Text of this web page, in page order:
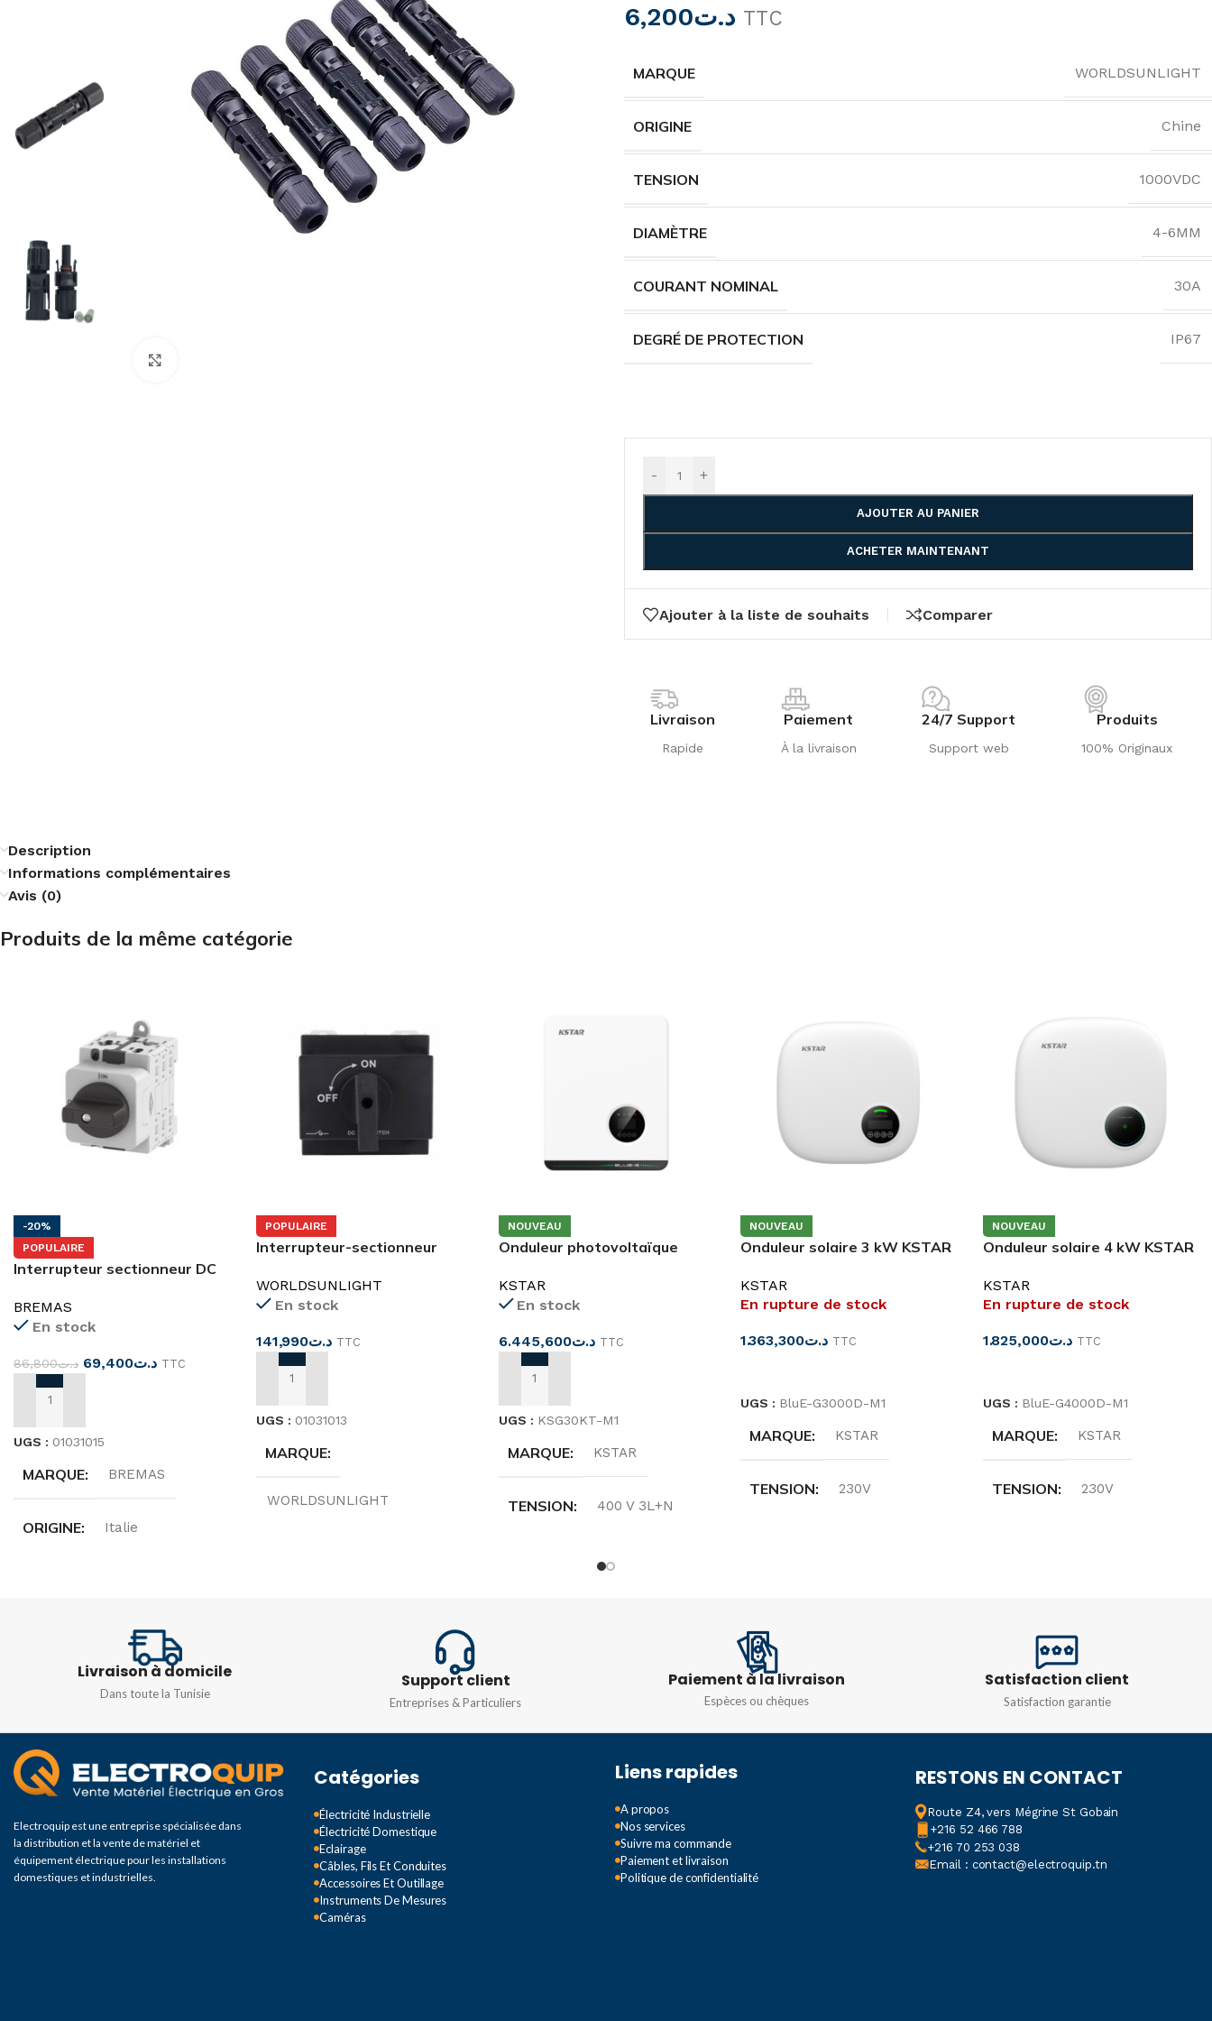
د.ت6,200 TTC
MARQUE WORLDSUNLIGHT
ORIGINE Chine
TENSION 1000VDC
DIAMÈTRE 4-6MM
COURANT NOMINAL 30A
DEGRÉ DE PROTECTION IP67
- +
AJOUTER AU PANIER
ACHETER MAINTENANT
Ajouter à la liste de souhaits Comparer
Livraison
Rapide
Paiement
À la livraison
24/7 Support
Support web
Produits
100% Originaux
Description
Informations complémentaires
Avis (0)
Produits de la même catégorie
-20%
POPULAIRE
Interrupteur sectionneur DC
BREMAS
En stock
د.ت86,800 د.ت69,400 TTC
AJOUTER AU PANIER
UGS : 01031015
MARQUE BREMAS
ORIGINE Italie
N. of poles 1+1
POPULAIRE
Interrupteur-sectionneur
WORLDSUNLIGHT
En stock
د.ت141,990 TTC
AJOUTER AU PANIER
UGS : 01031013
MARQUE
WORLDSUNLIGHT
NOUVEAU
Onduleur photovoltaïque
KSTAR
En stock
د.ت6.445,600 TTC
AJOUTER AU PANIER
UGS : KSG30KT-M1
MARQUE KSTAR
TENSION 400 V 3L+N
NOUVEAU
Onduleur solaire 3 kW KSTAR
KSTAR
En rupture de stock
د.ت1.363,300 TTC
UGS : BluE-G3000D-M1
MARQUE KSTAR
TENSION 230V
NOUVEAU
Onduleur solaire 4 kW KSTAR
monophasé
KSTAR
En rupture de stock
د.ت1.825,000 TTC
UGS : BluE-G4000D-M1
MARQUE KSTAR
TENSION 230V
Livraison à domicile
Dans toute la Tunisie
Support client
Entreprises & Particuliers
Paiement à la livraison
Espèces ou chèques
Satisfaction client
Satisfaction garantie
Electroquip est une entreprise spécialisée dans
la distribution et la vente de matériel et
équipement électrique pour les installations
domestiques et industrielles.
Catégories
Électricité Industrielle
Électricité Domestique
Eclairage
Câbles, Fils Et Conduites
Accessoires Et Outillage
Instruments De Mesures
Caméras
Liens rapides
A propos
Nos services
Suivre ma commande
Paiement et livraison
Politique de confidentialité
RESTONS EN CONTACT
Route Z4, vers Mégrine St Gobain
+216 52 466 788
+216 70 253 038
Email : contact@electroquip.tn